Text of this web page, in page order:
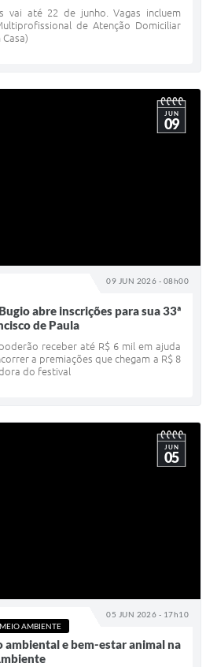
vai até 22 de junho. Vagas incluem
de Atenção Domiciliar
09 JUN 2026 - 08h00
JUN
09
abre inscrições para sua 33ª
de Paula
receber até R$ 6 mil em ajuda
a premiações que chegam a R$ 8
do festival
05 JUN 2026 - 17h10
JUN
05
MEIO AMBIENTE
ambiental e bem-estar animal na